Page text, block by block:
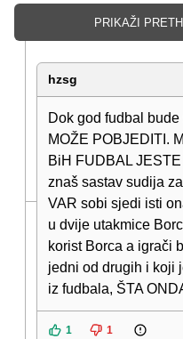
PRIKAŽI
hzsg
Dok god fudbal
MOŽE POBJEDITI.
BiH FUDBAL
znaš sastav sudija
VAR sobi sjedi isti
u dvije utakmice
korist Borca a igrači
jedni od drugih i koji
iz fudbala, ŠTA
1 1